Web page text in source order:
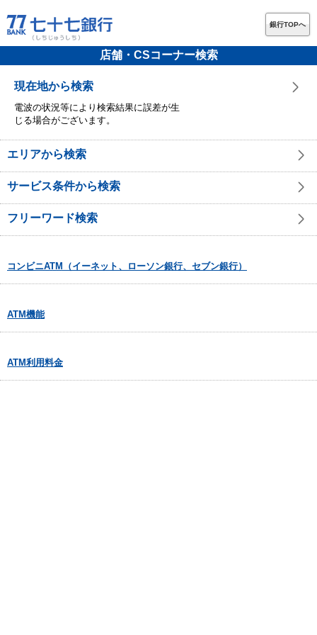
銀行TOPへ
店舗・CSコーナー検索
現在地から検索
電波の状況等により検索結果に誤差が生
じる場合がございます。
エリアから検索
サービス条件から検索
フリーワード検索
コンビニATM（イーネット、ローソン銀行、セブン銀行）
ATM機能
ATM利用料金